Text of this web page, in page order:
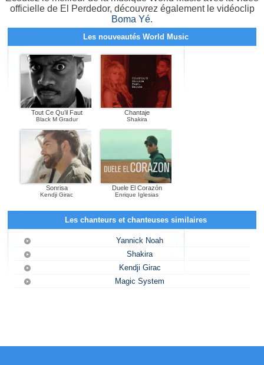
officielle de El Perdedor, découvrez également le vidéoclip
Boma Yé.
Les nouveautés World Music
Tout Ce Qu’il Faut
Black M Gradur
Chantaje
Shakira
Sonrisa
Kendji Girac
Duele El Corazón
Enrique Iglesias
Les chanteurs et chanteuses similaires
Yannick Noah
Shakira
Kendji Girac
Magic System